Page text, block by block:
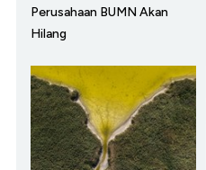
Perusahaan BUMN Akan
Hilang